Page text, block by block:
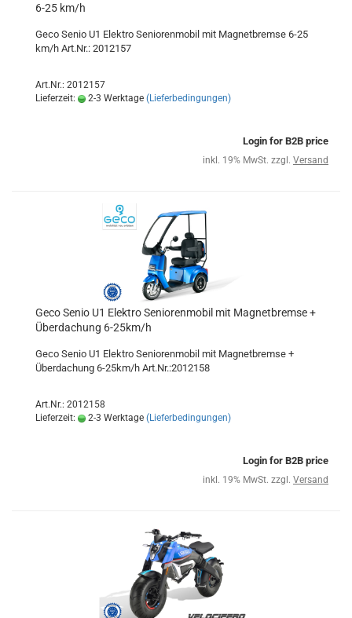
6-25 km/h
Geco Senio U1 Elektro Seniorenmobil mit Magnetbremse 6-25
km/h Art.Nr.: 2012157
Art.Nr.: 2012157
Lieferzeit:
2-3 Werktage (Lieferbedingungen)
Login for B2B price
inkl. 19% MwSt. zzgl. Versand
Geco Senio U1 Elektro Seniorenmobil mit Magnetbremse +
Überdachung 6-25km/h
Geco Senio U1 Elektro Seniorenmobil mit Magnetbremse +
Überdachung 6-25km/h Art.Nr.:2012158
Art.Nr.: 2012158
Lieferzeit:
2-3 Werktage (Lieferbedingungen)
Login for B2B price
inkl. 19% MwSt. zzgl. Versand